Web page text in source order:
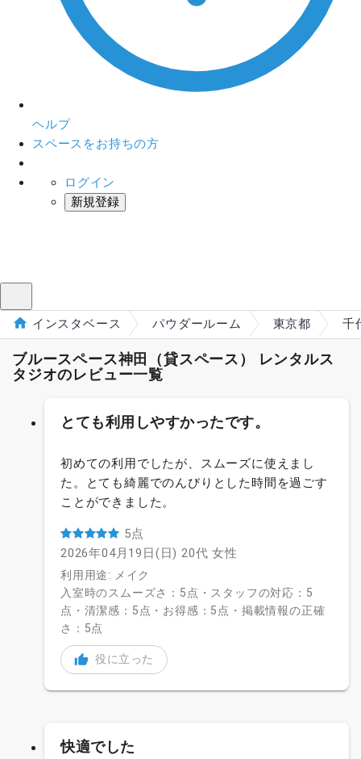
ヘルプ
スペースをお持ちの方
ログイン
新規登録
インスタベース パウダールーム 東京都 千
ブルースペース神田（貸スペース） レンタルス
タジオのレビュー一覧
とても利用しやすかったです。
初めての利用でしたが、スムーズに使えまし
た。とても綺麗でのんびりとした時間を過ごす
ことができました。
5点
2026年04月19日(日) 20代 女性
利用用途: メイク
入室時のスムーズさ：5点・スタッフの対応：5
点・清潔感：5点・お得感：5点・掲載情報の正確
さ：5点
役に立った
快適でした